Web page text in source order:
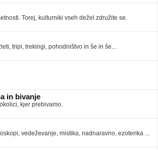
Torej, kulturniki vseh dežel združite se.
tripi, trekingi, pohodništvo in še in še...
in bivanje
kjer prebivamo.
vedeževanje, mistika, nadnaravno, ezoterika ...